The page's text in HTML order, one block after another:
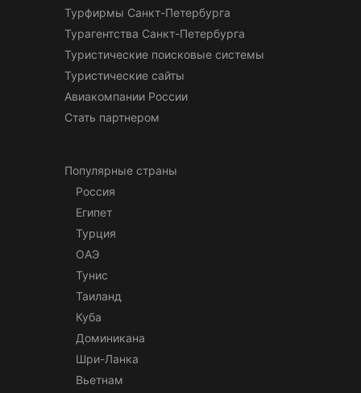
Турфирмы Санкт-Петербурга
Турагентства Санкт-Петербурга
Туристические поисковые системы
Туристические сайты
Авиакомпании России
Стать партнером
Популярные страны
Россия
Египет
Турция
ОАЭ
Тунис
Таиланд
Куба
Доминикана
Шри-Ланка
Вьетнам